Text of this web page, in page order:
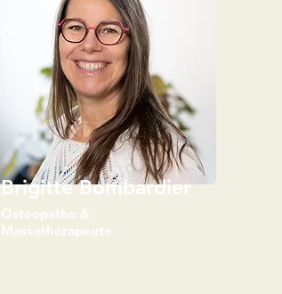
Ostéopathe &
Massothérapeute
Brigitte Bombardier